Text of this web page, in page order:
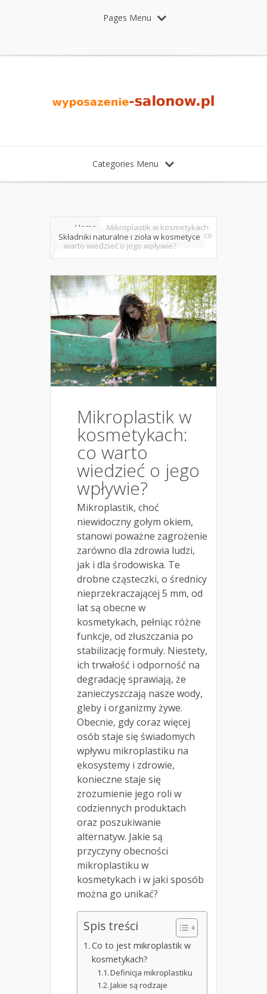
Pages Menu
Categories Menu
Home
Składniki naturalne i zioła w kosmetyce
Mikroplastik w kosmetykach:
co
warto wiedzieć o jego wpływie?
Mikroplastik w
kosmetykach:
co warto
wiedzieć o jego
wpływie?
Mikroplastik, choć
niewidoczny gołym okiem,
stanowi poważne zagrożenie
zarówno dla zdrowia ludzi,
jak i dla środowiska. Te
drobne cząsteczki, o średnicy
nieprzekraczającej 5 mm, od
lat są obecne w
kosmetykach, pełniąc różne
funkcje, od złuszczania po
stabilizację formuły. Niestety,
ich trwałość i odporność na
degradację sprawiają, że
zanieczyszczają nasze wody,
gleby i organizmy żywe.
Obecnie, gdy coraz więcej
osób staje się świadomych
wpływu mikroplastiku na
ekosystemy i zdrowie,
konieczne staje się
zrozumienie jego roli w
codziennych produktach
oraz poszukiwanie
alternatyw. Jakie są
przyczyny obecności
mikroplastiku w
kosmetykach i w jaki sposób
można go unikać?
Spis treści
Co to jest mikroplastik w
kosmetykach?
Definicja mikroplastiku
Jakie są rodzaje